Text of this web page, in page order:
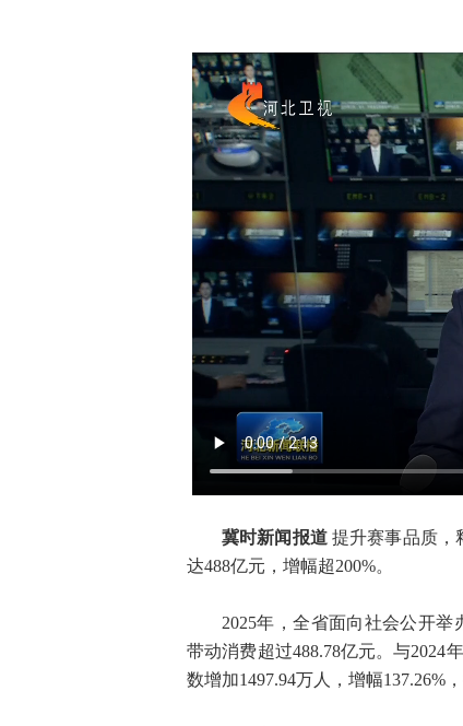
冀时新闻报道提升赛事品质，
达488亿元，增幅超200%。
2025年，全省面向社会公开举
带动消费超过488.78亿元。与2024
数增加1497.94万人，增幅137.26%